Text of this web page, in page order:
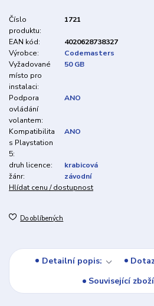
Číslo
produktu:
1721
EAN kód:
4020628738327
Výrobce:
Codemasters
Vyžadované
místo pro
instalaci:
50 GB
Podpora
ovládání
volantem:
ANO
Kompatibilita
s Playstation
5:
ANO
druh licence:
krabicová
žánr:
závodní
Hlídat cenu / dostupnost
Do oblíbených
Detailní popis:
Související zboží